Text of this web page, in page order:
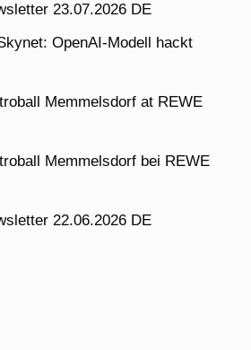
23.07.2026 DE
OpenAI-Modell hackt
Memmelsdorf at REWE
Memmelsdorf bei REWE
22.06.2026 DE